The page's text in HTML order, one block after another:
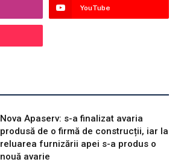
YouTube
Nova Apaserv: s-a finalizat avaria
produsă de o firmă de construcții, iar la
reluarea furnizării apei s-a produs o
nouă avarie